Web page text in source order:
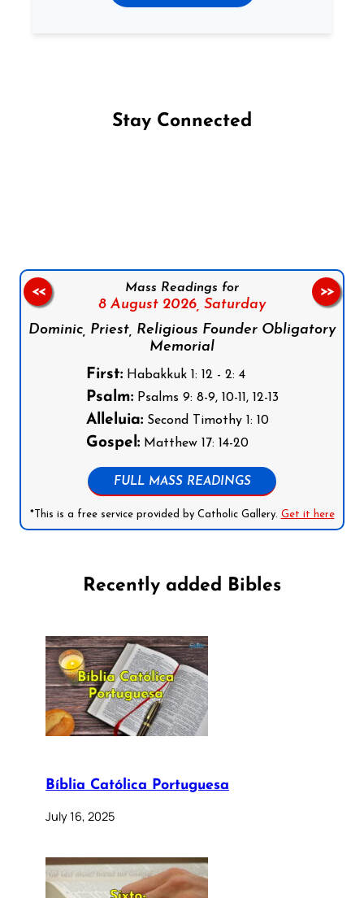
Stay Connected
Mass Readings for
8 August 2026, Saturday
Dominic, Priest, Religious Founder Obligatory
Memorial
First:Habakkuk 1: 12 - 2: 4
Psalm:Psalms 9: 8-9, 10-11, 12-13
Alleluia:Second Timothy 1: 10
Gospel:Matthew 17: 14-20
FULL MASS READINGS
*This is a free service provided by Catholic Gallery. Get it here
<< >>
Recently added Bibles
Bíblia Católica Portuguesa
July 16, 2025